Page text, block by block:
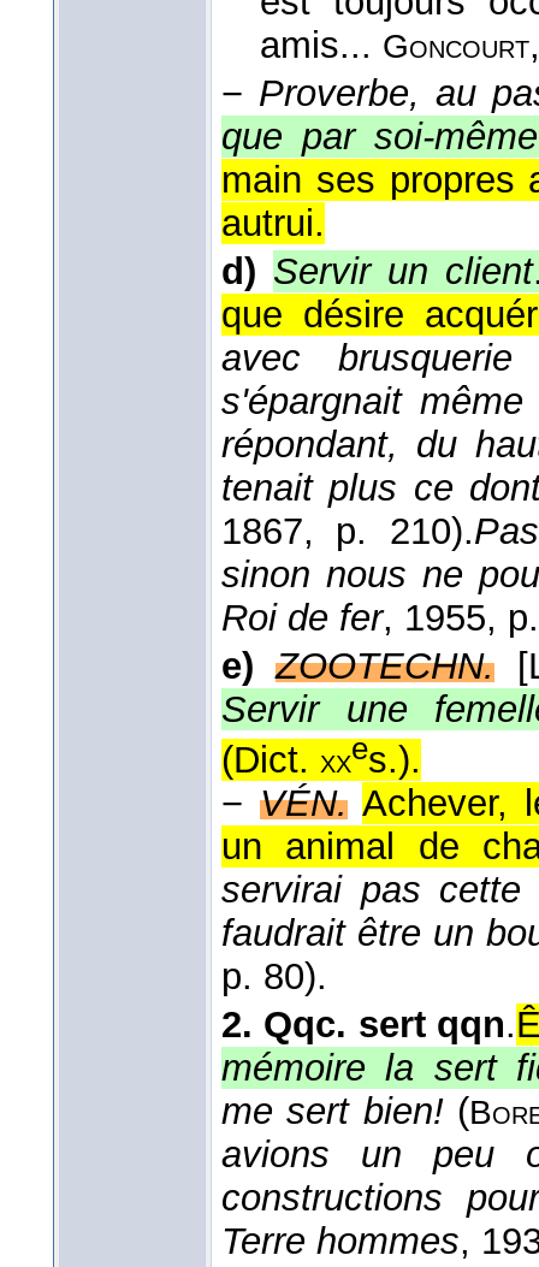
amis... Goncourt
− Proverbe, au
que par soi-même
main ses propres
autrui.
d) Servir un client
que désire
avec
s'épargnait
répondant, du
tenait plus ce
1867, p. 210).
sinon nous ne
Roi de fer, 1955,
e) ZOOTECHN.
Servir une
(Dict. xxes.).
− VÉN. Achever,
un animal de
servirai pas
faudrait être un
p. 80).
2. Qqc. sert qqn.
mémoire la sert
me sert bien!(
avions un peu
constructions
Terre hommes,